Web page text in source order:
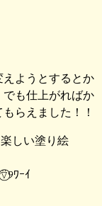
ようとするとか
も仕上がればか
らえました！！
しい塗り絵
ﾜｰｲ